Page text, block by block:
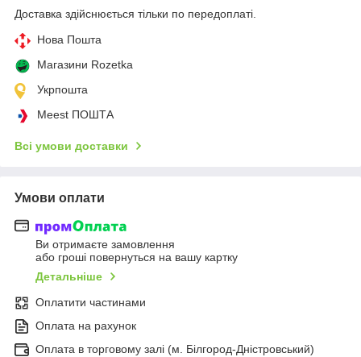
Доставка здійснюється тільки по передоплаті.
Нова Пошта
Магазини Rozetka
Укрпошта
Meest ПОШТА
Всі умови доставки
Умови оплати
Ви отримаєте замовлення
або гроші повернуться на вашу картку
Детальніше
Оплатити частинами
Оплата на рахунок
Оплата в торговому залі (м. Білгород-Дністровський)